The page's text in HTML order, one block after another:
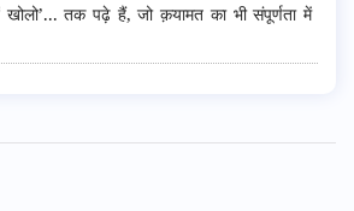
तक पढ़े हैं, जो क़यामत का भी संपूर्णता में